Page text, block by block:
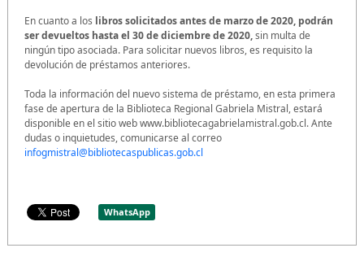
En cuanto a los libros solicitados antes de marzo de 2020, podrán
ser devueltos hasta el 30 de diciembre de 2020,sin multa de
ningún tipo asociada. Para solicitar nuevos libros, es requisito la
devolución de préstamos anteriores.
Toda la información del nuevo sistema de préstamo, en esta primera
fase de apertura de la Biblioteca Regional Gabriela Mistral, estará
disponible en el sitio web www.bibliotecagabrielamistral.gob.cl. Ante
dudas o inquietudes, comunicarse al correo
infogmistral@bibliotecaspublicas.gob.cl
WhatsApp